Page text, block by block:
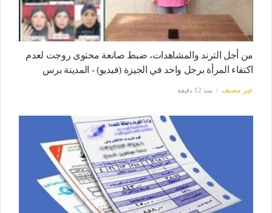
من أجل الترند والمشاهدات، ضبط صانعة محتوى روجت لعدم
اكتفاء المرأة برجل واحد في الجيزة (فيديو) - المدينة برس
غير مصنف منذ 12 دقيقة